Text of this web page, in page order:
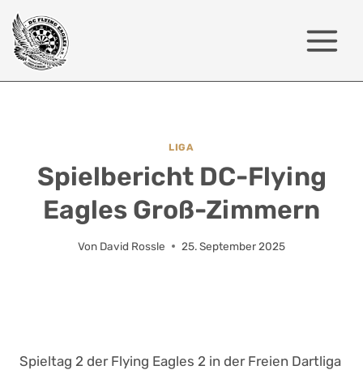
Zum
Inhalt
springen
LIGA
Spielbericht DC-Flying
Eagles Groß-Zimmern
Von David Rossle 25. September 2025
Spieltag 2 der Flying Eagles 2 in der Freien Dartliga